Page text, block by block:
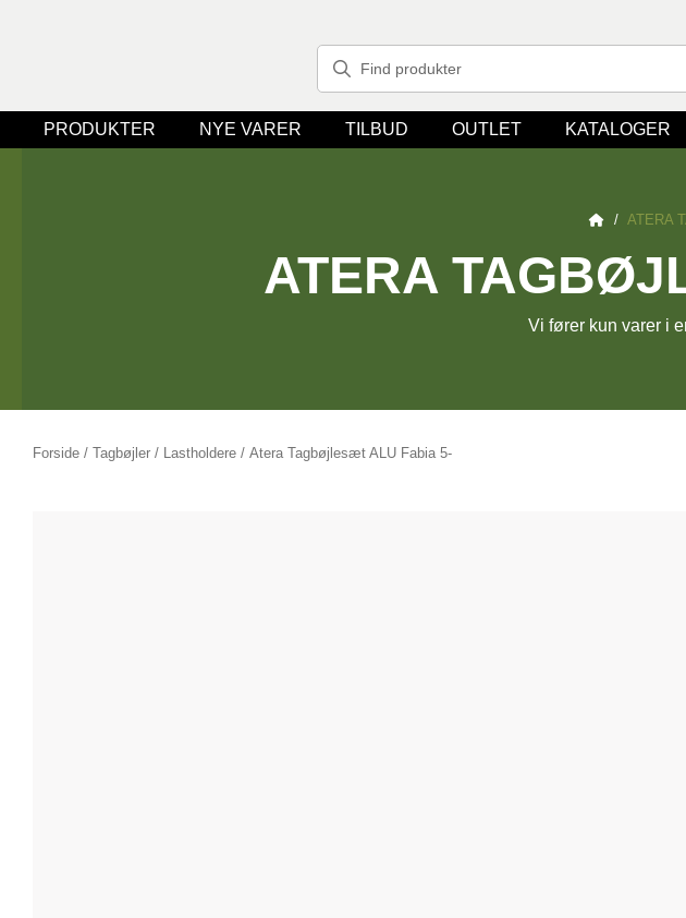
PRODUKTER NYE VARER TILBUD OUTLET KATALOGER
/ ATERA
ATERA
Vi fører kun varer i
Forside / Tagbøjler / Lastholdere / Atera Tagbøjlesæt ALU Fabia 5-